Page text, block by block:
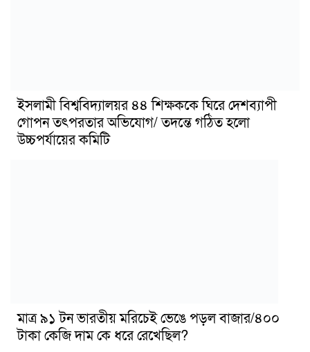
ইসলামী বিশ্ববিদ্যালয়র ৪৪ শিক্ষককে ঘিরে দেশব্যাপী
গোপন তৎপরতার অভিযোগ/ তদন্তে গঠিত হলো
উচ্চপর্যায়ের কমিটি
মাত্র ৯১ টন ভারতীয় মরিচেই ভেঙে পড়ল বাজার/৪০০
টাকা কেজি দাম কে ধরে রেখেছিল?